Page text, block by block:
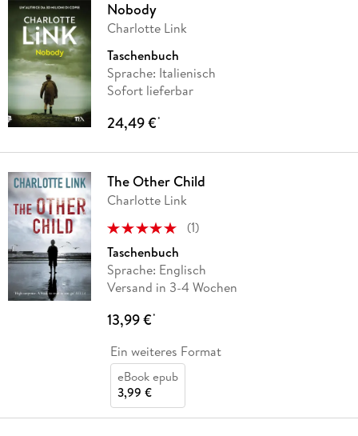
Nobody
Charlotte Link
Taschenbuch
Sprache: Italienisch
Sofort lieferbar
24,49 €*
The Other Child
Charlotte Link
(1)
Taschenbuch
Sprache: Englisch
Versand in 3-4 Wochen
13,99 €*
Ein weiteres Format
eBook epub
3,99 €